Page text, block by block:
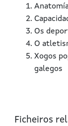
Os
O
Xogos
galegos
Ficheiros